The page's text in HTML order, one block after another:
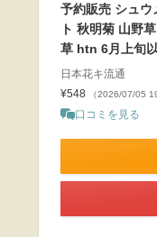
予約販売 シュ
ト 秋明菊 山野
草 htn 6月上旬
日本花キ流通
¥548
（2026/07/05
口コミを見る